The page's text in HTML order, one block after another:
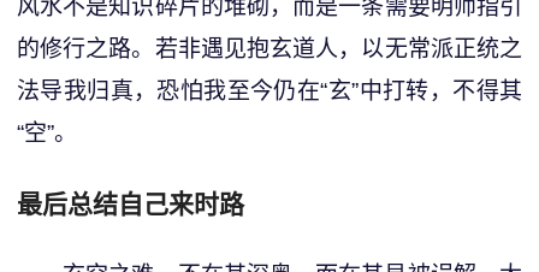
风水不是知识碎片的堆砌，而是一条需要明师指引
的修行之路。若非遇见抱玄道人，以无常派正统之
法导我归真，恐怕我至今仍在“玄”中打转，不得其
“空”。
最后总结自己来时路